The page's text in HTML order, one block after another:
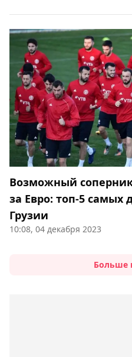
Возможный
за Евро: топ-5 самых
Грузии
10:08, 04 декабря 2023
Больше